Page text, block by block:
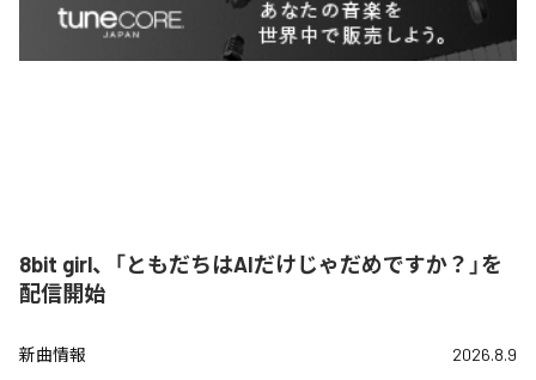
8bit girl、「ともだちはAIだけじゃだめですか？」を
配信開始
新曲情報 2026.8.9